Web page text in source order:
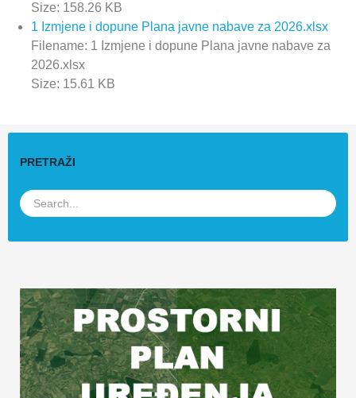
Size: 158.26 KB
1 Izmjene i dopune Plana javne nabave za 2026.xlsx
Filename: 1 Izmjene i dopune Plana javne nabave za
2026.xlsx
Size: 15.61 KB
PRETRAŽI